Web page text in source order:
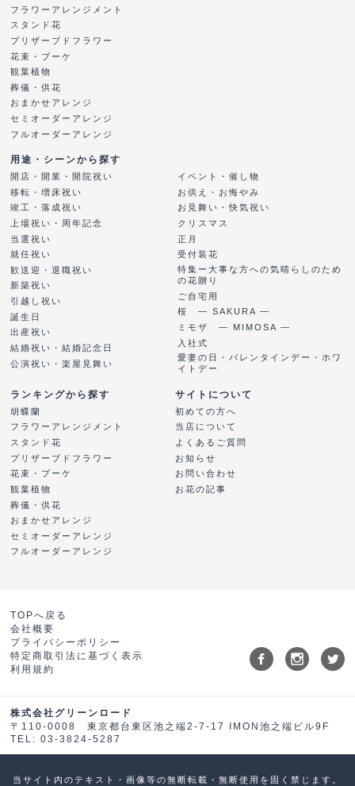
フラワーアレンジメント
スタンド花
プリザーブドフラワー
花束・ブーケ
観葉植物
葬儀・供花
おまかせアレンジ
セミオーダーアレンジ
フルオーダーアレンジ
用途・シーンから探す
開店・開業・開院祝い
移転・増床祝い
竣工・落成祝い
上場祝い・周年記念
当選祝い
就任祝い
歓送迎・退職祝い
新築祝い
引越し祝い
誕生日
出産祝い
結婚祝い・結婚記念日
公演祝い・楽屋見舞い
イベント・催し物
お供え・お悔やみ
お見舞い・快気祝い
クリスマス
正月
受付装花
特集ー大事な方への気晴らしのため
の花贈り
ご自宅用
桜 ― SAKURA ―
ミモザ ― MIMOSA ―
入社式
愛妻の日・バレンタインデー・ホワ
イトデー
ランキングから探す
胡蝶蘭
フラワーアレンジメント
スタンド花
プリザーブドフラワー
花束・ブーケ
観葉植物
葬儀・供花
おまかせアレンジ
セミオーダーアレンジ
フルオーダーアレンジ
サイトについて
初めての方へ
当店について
よくあるご質問
お知らせ
お問い合わせ
お花の記事
TOPへ戻る
会社概要
プライバシーポリシー
特定商取引法に基づく表示
利用規約
株式会社グリーンロード
〒110-0008 東京都台東区池之端2-7-17 IMON池之端ビル9F
TEL: 03-3824-5287
当サイト内のテキスト・画像等の無断転載・無断使用を固く禁じます。